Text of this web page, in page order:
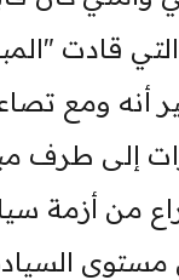
قادت
غير أنه ومع
إلى طرف
من أزمة